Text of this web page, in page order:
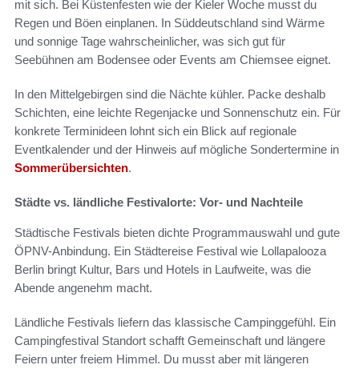
mit sich. Bei Küstenfesten wie der Kieler Woche musst du
Regen und Böen einplanen. In Süddeutschland sind Wärme
und sonnige Tage wahrscheinlicher, was sich gut für
Seebühnen am Bodensee oder Events am Chiemsee eignet.
In den Mittelgebirgen sind die Nächte kühler. Packe deshalb
Schichten, eine leichte Regenjacke und Sonnenschutz ein. Für
konkrete Terminideen lohnt sich ein Blick auf regionale
Eventkalender und der Hinweis auf mögliche Sondertermine in
Sommerübersichten.
Städte vs. ländliche Festivalorte: Vor- und Nachteile
Städtische Festivals bieten dichte Programmauswahl und gute
ÖPNV-Anbindung. Ein Städtereise Festival wie Lollapalooza
Berlin bringt Kultur, Bars und Hotels in Laufweite, was die
Abende angenehm macht.
Ländliche Festivals liefern das klassische Campinggefühl. Ein
Campingfestival Standort schafft Gemeinschaft und längere
Feiern unter freiem Himmel. Du musst aber mit längeren